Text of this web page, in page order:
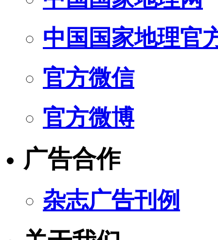
中国国家地理官
官方微信
官方微博
广告合作
杂志广告刊例